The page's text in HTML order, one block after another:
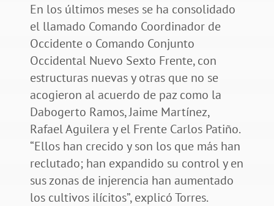
En los últimos meses se ha consolidado
el llamado Comando Coordinador de
Occidente o Comando Conjunto
Occidental Nuevo Sexto Frente, con
estructuras nuevas y otras que no se
acogieron al acuerdo de paz como la
Dabogerto Ramos, Jaime Martínez,
Rafael Aguilera y el Frente Carlos Patiño.
“Ellos han crecido y son los que más han
reclutado; han expandido su control y en
sus zonas de injerencia han aumentado
los cultivos ilícitos”, explicó Torres.